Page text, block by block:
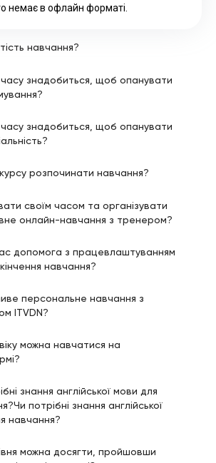
немає в офлайн форматі.
навчання?
часу знадобиться, щоб опанувати
часу знадобиться, щоб опанувати
розпочинати навчання?
своїм часом та організувати
онлайн-навчання з тренером?
допомога з працевлаштуванням
навчання?
персональне навчання з
ITVDN?
можна навчатися на
знання англійської мови для
потрібні знання англійської
навчання?
можна досягти, пройшовши